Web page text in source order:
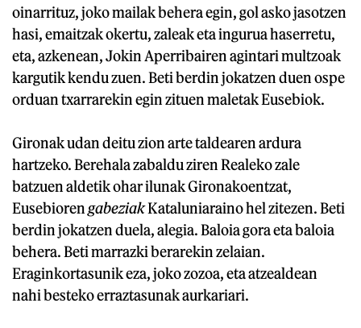
oinarrituz, joko mailak behera egin, gol asko jasotzen
hasi, emaitzak okertu, zaleak eta ingurua haserretu,
eta, azkenean, Jokin Aperribairen agintari multzoak
kargutik kendu zuen. Beti berdin jokatzen duen ospe
orduan txarrarekin egin zituen maletak Eusebiok.
Gironak udan deitu zion arte taldearen ardura
hartzeko. Berehala zabaldu ziren Realeko zale
batzuen aldetik ohar ilunak Gironakoentzat,
EusebiorengabeziakKataluniaraino hel zitezen. Beti
berdin jokatzen duela, alegia. Baloia gora eta baloia
behera. Beti marrazki berarekin zelaian.
Eraginkortasunik eza, joko zozoa, eta atzealdean
nahi besteko erraztasunak aurkariari.